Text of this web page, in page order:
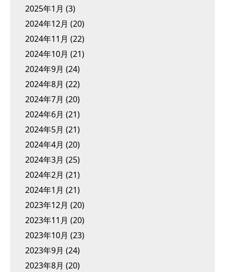
2025年1月 (3)
2024年12月 (20)
2024年11月 (22)
2024年10月 (21)
2024年9月 (24)
2024年8月 (22)
2024年7月 (20)
2024年6月 (21)
2024年5月 (21)
2024年4月 (20)
2024年3月 (25)
2024年2月 (21)
2024年1月 (21)
2023年12月 (20)
2023年11月 (20)
2023年10月 (23)
2023年9月 (24)
2023年8月 (20)